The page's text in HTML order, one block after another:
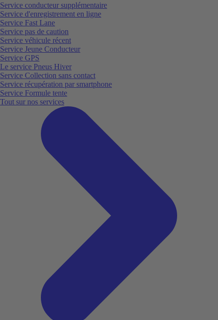
Service conducteur supplémentaire
Service d'enregistrement en ligne
Service Fast Lane
Service pas de caution
Service véhicule récent
Service Jeune Conducteur
Service GPS
Le service Pneus Hiver
Service Collection sans contact
Service récupération par smartphone
Service Formule tente
Tout sur nos services